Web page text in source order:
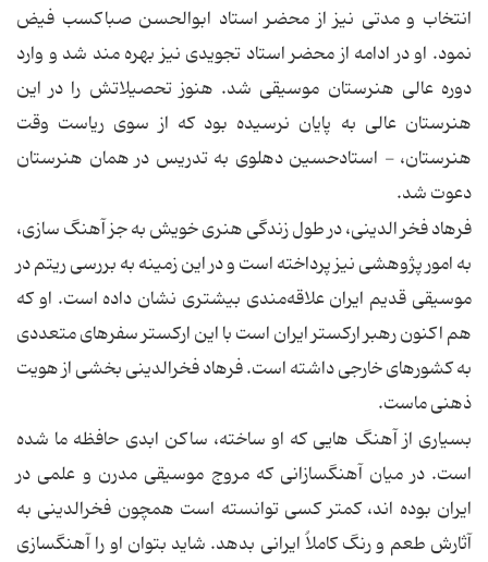
انتخاب و مدتی نیز از محضر استاد ابوالحسن صباکسب فیض
نمود. او در ادامه از محضر استاد تجویدی نیز بهره مند شد و وارد
دوره عالی هنرستان موسیقی شد. هنوز تحصیلاتش را در این
هنرستان عالی به پایان نرسیده بود که از سوی ریاست وقت
هنرستان، - استادحسین دهلوی به تدریس در همان هنرستان
دعوت شد.
فرهاد فخر الدینی، در طول زندگی هنری خویش به جز آهنگ سازی،
به امور پژوهشی نیز پرداخته است و در این زمینه به بررسی ریتم در
موسیقی قدیم ایران علاقه‌مندی بیشتری نشان داده است. او که
هم اکنون رهبر ارکستر ایران است با این ارکستر سفرهای متعددی
به کشورهای خارجی داشته است. فرهاد فخرالدینی بخشی از هویت
ذهنی ماست.
بسیاری از آهنگ هایی كه او ساخته، ساكن ابدی حافظه ما شده
است. در میان آهنگسازانی كه مروج موسیقی مدرن و علمی در
ایران بوده اند، كمتر كسی توانسته است همچون فخرالدینی به
آثارش طعم و رنگ كاملاُ ایرانی بدهد. شاید بتوان او را آهنگسازی